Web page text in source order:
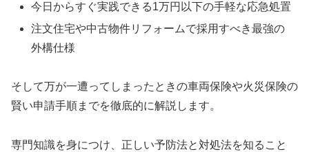
今日からすぐ実践できる1万円以下の手軽な応急処置
注文住宅や中古物件リフォームで採用すべき最強の
外構仕様
そして万が一遭ってしまったときの車両保険や火災保険の
賢い申請手順までを徹底的に解説します。
専門知識を身につけ、正しい予防法と対処法を知ること